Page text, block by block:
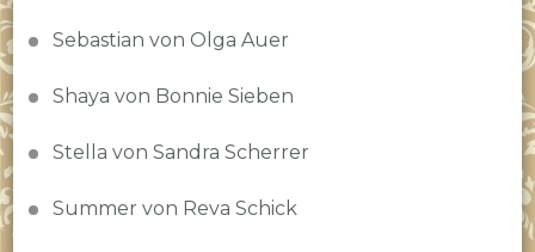
Sebastian von Olga Auer
Shaya von Bonnie Sieben
Stella von Sandra Scherrer
Summer von Reva Schick